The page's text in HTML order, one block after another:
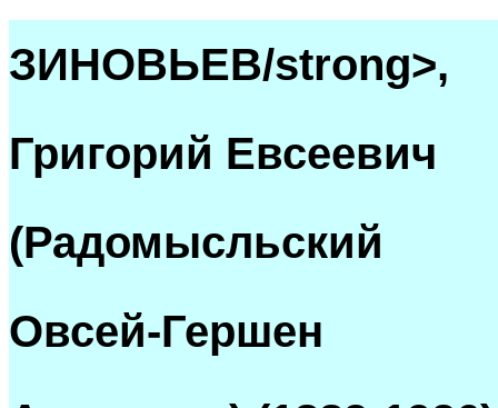
ЗИНОВЬЕВ/strong>,
Григорий Евсеевич
(Радомысльский
Овсей-Гершен